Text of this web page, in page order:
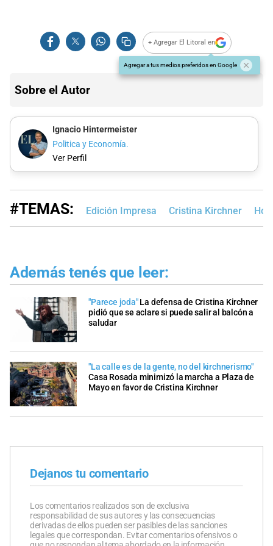
+ Agregar El Litoral en
Agregar a tus medios preferidos en Google
Sobre el Autor
Ignacio Hintermeister
Politica y Economía.
Ver Perfil
#TEMAS: Edición Impresa Cristina Kirchner
Además tenés que leer:
"Parece joda" La defensa de Cristina Kirchner
pidió que se aclare si puede salir al balcón a
saludar
"La calle es de la gente, no del kirchnerismo"
Casa Rosada minimizó la marcha a Plaza de
Mayo en favor de Cristina Kirchner
Dejanos tu comentario
Los comentarios realizados son de exclusiva
responsabilidad de sus autores y las consecuencias
derivadas de ellos pueden ser pasibles de las sanciones
legales que correspondan. Evitar comentarios ofensivos o